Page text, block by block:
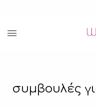
συμβουλές